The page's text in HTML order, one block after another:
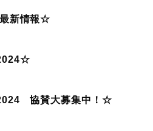
新情報☆
協賛大募集中！☆